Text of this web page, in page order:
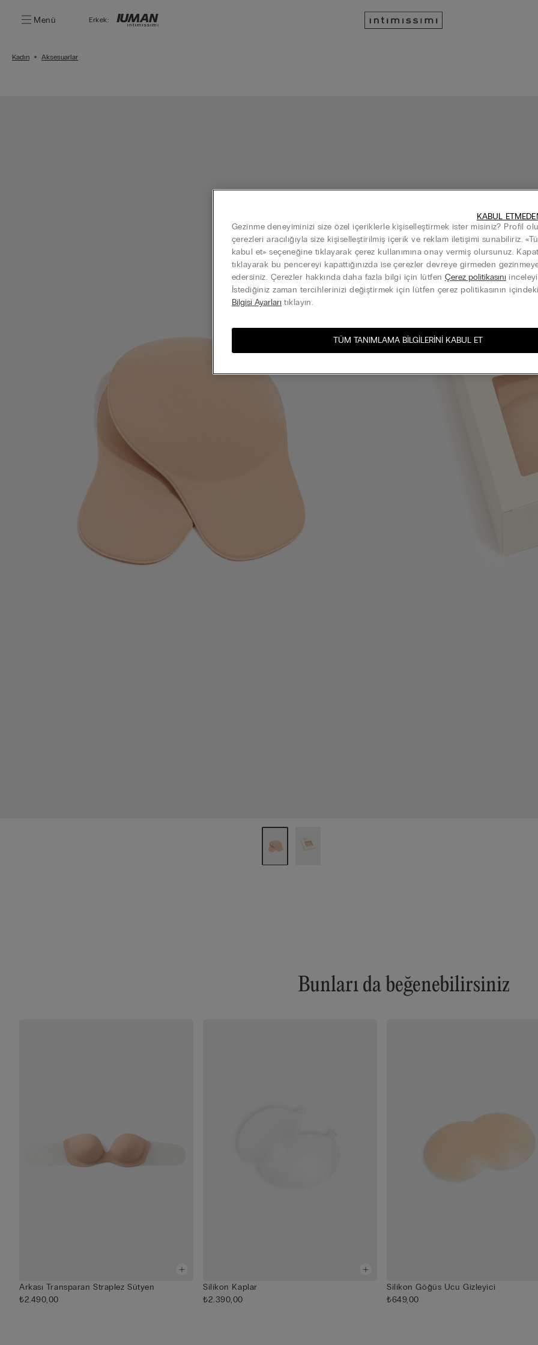
Menü Erkek:
Kadın Aksesuarlar
Bunları da beğenebilirsiniz
Arkası Transparan Straplez Sütyen
₺2.490,00
Silikon Kaplar
₺2.390,00
Silikon Göğüs Ucu Gizleyici
₺649,00
Gezinme deneyiminizi size özel içeriklerle kişiselleştirmek ister misiniz? Profil
çerezleri aracılığıyla size kişiselleştirilmiş içerik ve reklam iletişimi sunabiliriz.
kabul et» seçeneğine tıklayarak çerez kullanımına onay vermiş olursunuz.
tıklayarak bu pencereyi kapattığınızda ise çerezler devreye girmeden
edersiniz. Çerezler hakkında daha fazla bilgi için lütfen Çerez politikasını
İstediğiniz zaman tercihlerinizi değiştirmek için lütfen çerez politikasının içindeki
Bilgisi Ayarları tıklayın.
TÜM TANIMLAMA BILGILERINI KABUL ET
KABUL